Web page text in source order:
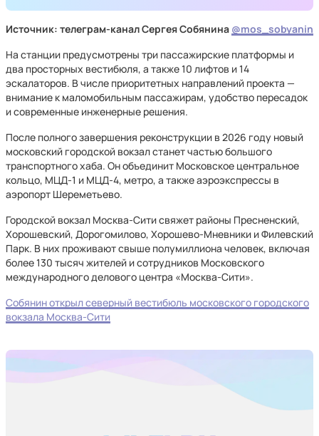
Источник: телеграм-канал Сергея Собянина @mos_sobyanin
На станции предусмотрены три пассажирские платформы и
два просторных вестибюля, а также 10 лифтов и 14
эскалаторов. В числе приоритетных направлений проекта —
внимание к маломобильным пассажирам, удобство пересадок
и современные инженерные решения.
После полного завершения реконструкции в 2026 году новый
московский городской вокзал станет частью большого
транспортного хаба. Он объединит Московское центральное
кольцо, МЦД-1 и МЦД-4, метро, а также аэроэкспрессы в
аэропорт Шереметьево.
Городской вокзал Москва-Сити свяжет районы Пресненский,
Хорошевский, Дорогомилово, Хорошево-Мневники и Филевский
Парк. В них проживают свыше полумиллиона человек, включая
более 130 тысяч жителей и сотрудников Московского
международного делового центра «Москва-Сити».
Собянин открыл северный вестибюль московского городского
вокзала Москва-Сити